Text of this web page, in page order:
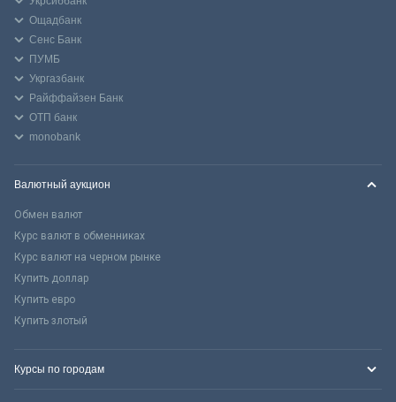
Ощадбанк
Сенс Банк
ПУМБ
Укргазбанк
Райффайзен Банк
ОТП банк
monobank
Валютный аукцион
Обмен валют
Курс валют в обменниках
Курс валют на черном рынке
Купить доллар
Купить евро
Купить злотый
Курсы по городам